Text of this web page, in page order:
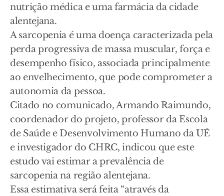
nutrição médica e uma farmácia da cidade
alentejana.
A sarcopenia é uma doença caracterizada pela
perda progressiva de massa muscular, força e
desempenho físico, associada principalmente
ao envelhecimento, que pode comprometer a
autonomia da pessoa.
Citado no comunicado, Armando Raimundo,
coordenador do projeto, professor da Escola
de Saúde e Desenvolvimento Humano da UÉ
e investigador do CHRC, indicou que este
estudo vai estimar a prevalência de
sarcopenia na região alentejana.
Essa estimativa será feita “através da